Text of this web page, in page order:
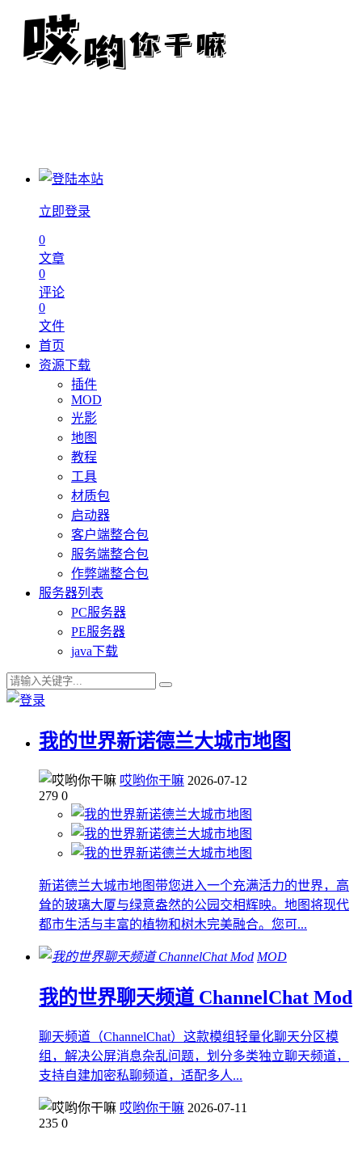
立即登录
0
文章
0
评论
0
文件
首页
资源下载
插件
MOD
光影
地图
教程
工具
材质包
启动器
客户端整合包
服务端整合包
作弊端整合包
服务器列表
PC服务器
PE服务器
java下载
我的世界新诺德兰大城市地图
哎哟你干嘛 2026-07-12
279 0
新诺德兰大城市地图带您进入一个充满活力的世界，高
耸的玻璃大厦与绿意盎然的公园交相辉映。地图将现代
都市生活与丰富的植物和树木完美融合。您可...
MOD
我的世界聊天频道 ChannelChat Mod
聊天频道（ChannelChat）这款模组轻量化聊天分区模
组，解决公屏消息杂乱问题，划分多类独立聊天频道，
支持自建加密私聊频道，适配多人...
哎哟你干嘛 2026-07-11
235 0